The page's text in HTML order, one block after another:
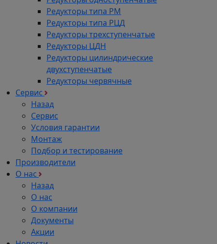
Редукторы типа РМ
Редукторы типа РЦД
Редукторы трехступенчатые
Редукторы ЦДН
Редукторы цилиндрические
двухступенчатые
Редукторы червячные
Сервис
Назад
Сервис
Условия гарантии
Монтаж
Подбор и тестирование
Производители
О нас
Назад
О нас
О компании
Документы
Акции